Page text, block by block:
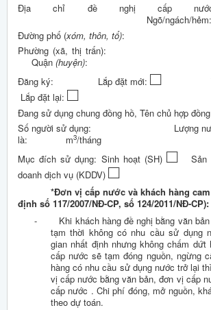
Địa chỉ đề nghị cấp
Ngõ/ngách/hẻm:
Đường phố (xóm, thôn, tổ):
Phường (xã,
Quận (huyện):
Đăng ký: Lắp đặt mới: □
Lắp đặt lại: □
Đang sử dụng chung đồng hồ, Tên chủ hợp
Số người sử dụng: Lượng nước
là: m3/tháng
Mục đích sử dụng: Sinh hoạt (SH) □ Sản
doanh dịch vụ (KDDV) □
*Đơn vị cấp nước và khách hàng
định số 117/2007/NĐ-CP, số 124/2011/NĐ-CP):
-
Khi khách hàng đề nghị bằng văn
tạm thời không có nhu cầu sử dụng
gian nhất định nhưng không chấm
cấp nước sẽ tạm đóng nguồn, ngừng
hàng có nhu cầu sử dụng nước trở lại
vị cấp nước bằng văn bản, đơn vị cấp
cấp nước . Chi phí đóng, mở nguồn,
theo dự toán.